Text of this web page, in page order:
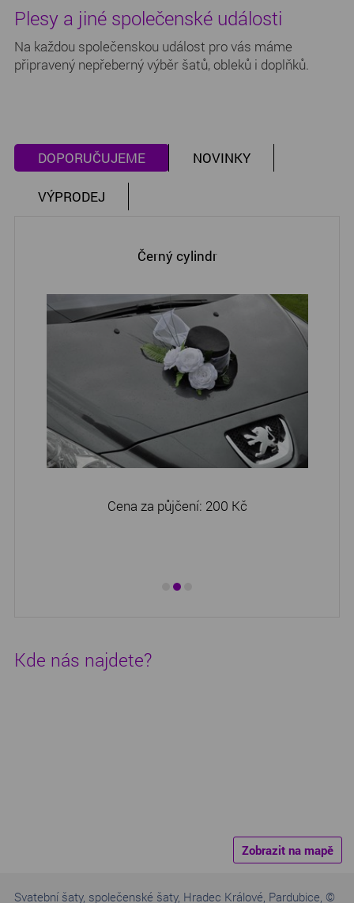
Plesy a jiné společenské události
Na každou společenskou událost pro vás máme
připravený nepřeberný výběr šatů, obleků i doplňků.
DOPORUČUJEME NOVINKY
VÝPRODEJ
Černý cylindr
Cena za půjčení: 200 Kč
Kde nás najdete?
Zobrazit na mapě
Svatební šaty, společenské šaty, Hradec Králové, Pardubice, ©